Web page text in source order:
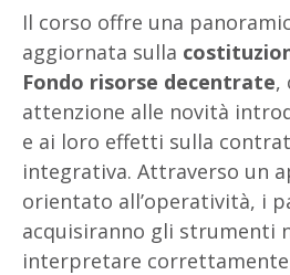
Il corso offre una
aggiornata sulla
Fondo risorse decentrate,
attenzione alle novità
e ai loro effetti sulla
integrativa. Attraverso un
orientato all’operatività, i
acquisiranno gli strumenti
interpretare